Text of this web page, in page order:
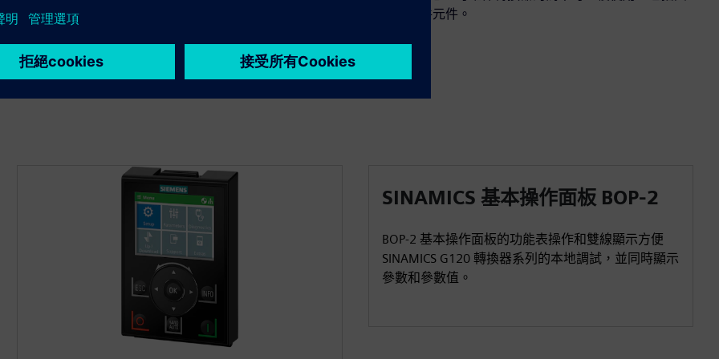
參數和硬件元件。
SINAMICS 基本操作面板 BOP-2
BOP-2 基本操作面板的功能表操作和雙線顯示方便
SINAMICS G120 轉換器系列的本地調試，並同時顯示
參數和參數值。